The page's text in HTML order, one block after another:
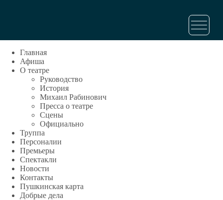
Главная
Афиша
О театре
Руководство
История
Михаил Рабинович
Пресса о театре
Сцены
Официально
Труппа
Персоналии
Премьеры
Спектакли
Новости
Контакты
Пушкинская карта
Добрые дела